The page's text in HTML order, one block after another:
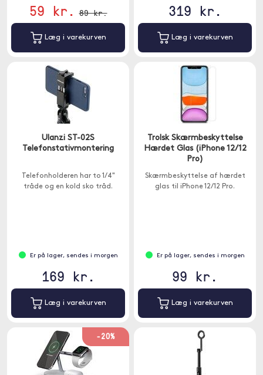
59 kr. 89 kr.
Læg i varekurven
319 kr.
Læg i varekurven
Ulanzi ST-02S
Telefonstativmontering
Telefonholderen har to 1/4"
tråde og en kold sko tråd.
Er på lager, sendes i morgen
169 kr.
Læg i varekurven
Trolsk Skærmbeskyttelse
Hærdet Glas (iPhone 12/12
Pro)
Skærmbeskyttelse af hærdet
glas til iPhone 12/12 Pro.
Er på lager, sendes i morgen
99 kr.
Læg i varekurven
-20%